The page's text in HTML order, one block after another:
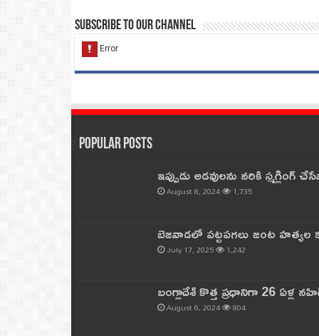
Subscribe to our Channel
Popular Posts
ఇప్పుడు అడవులను నరికి
August 8, 2024 1,735
బెజవాడలో పట్టపగలు జంట
July 17, 2025 1,242
బంగ్లాదేశ్ కొత్త ప్రధానిగా 26 ఏళ్ల
August 6, 2024 804